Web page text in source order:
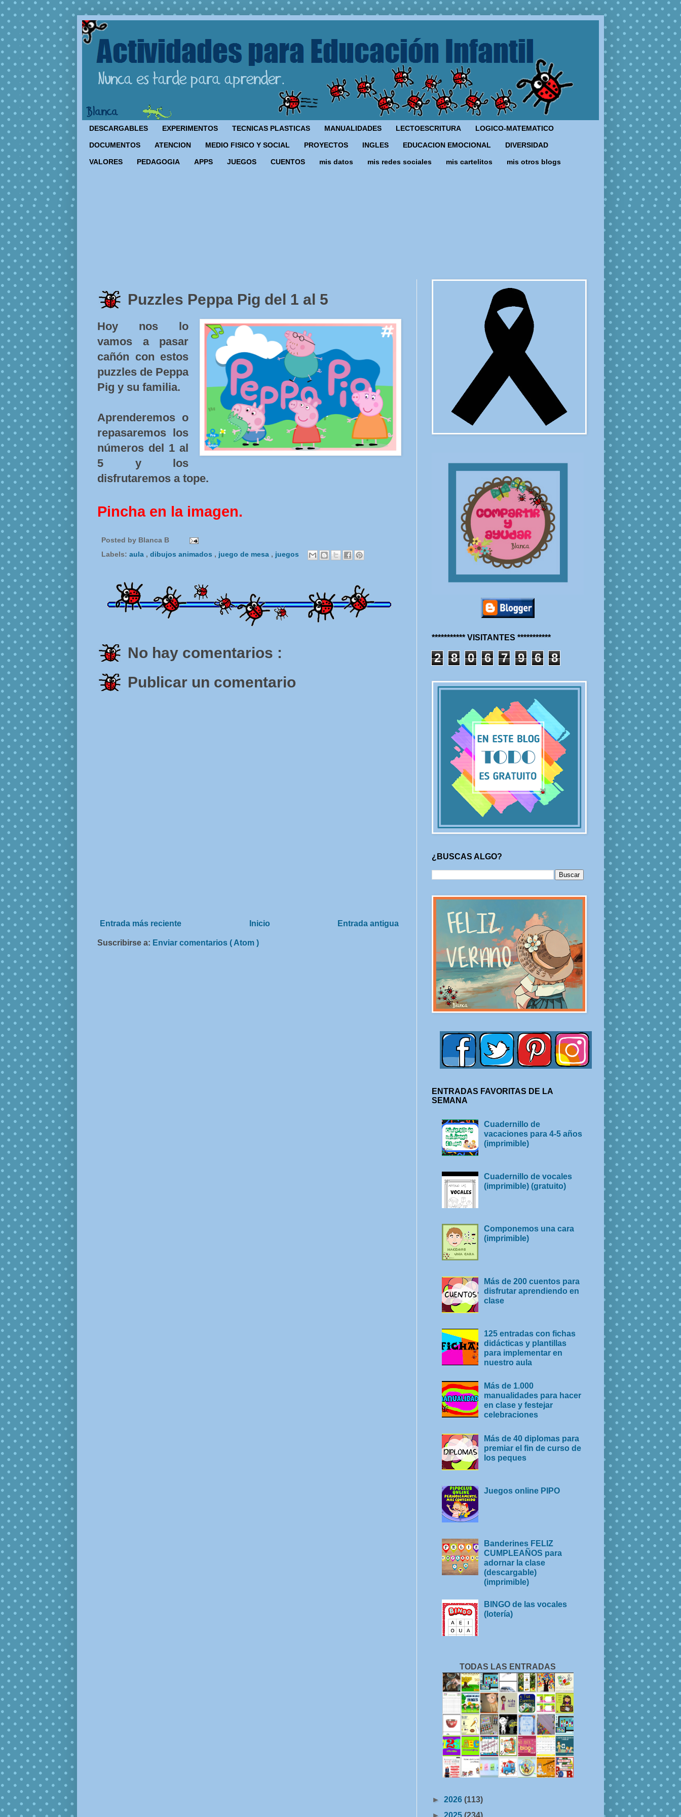
DESCARGABLES EXPERIMENTOS TECNICAS PLASTICAS MANUALIDADES LECTOESCRITURA LOGICO-MATEMATICO
DOCUMENTOS ATENCION MEDIO FISICO Y SOCIAL PROYECTOS INGLES EDUCACION EMOCIONAL DIVERSIDAD
VALORES PEDAGOGIA APPS JUEGOS CUENTOS mis datos mis redes sociales mis cartelitos mis otros blogs
Puzzles Peppa Pig del 1 al 5
Hoy nos lo
vamos a pasar
cañón con estos
puzzles de Peppa
Pig y su familia.
Aprenderemos o
repasaremos los
números del 1 al
5 y los
disfrutaremos a tope.
Pincha en la imagen.
Posted by Blanca B
Labels: aula , dibujos animados , juego de mesa , juegos
No hay comentarios :
Publicar un comentario
Entrada más reciente Entrada antigua
Inicio
Suscribirse a: Enviar comentarios ( Atom )
*********** VISITANTES ***********
2 8 0 6 7 9 6 8
¿BUSCAS ALGO?
ENTRADAS FAVORITAS DE LA
SEMANA
Cuadernillo de
vacaciones para 4-5 años
(imprimible)
Cuadernillo de vocales
(imprimible) (gratuito)
Componemos una cara
(imprimible)
Más de 200 cuentos para
disfrutar aprendiendo en
clase
125 entradas con fichas
didácticas y plantillas
para implementar en
nuestro aula
Más de 1.000
manualidades para hacer
en clase y festejar
celebraciones
Más de 40 diplomas para
premiar el fin de curso de
los peques
Juegos online PIPO
Banderines FELIZ
CUMPLEAÑOS para
adornar la clase
(descargable)
(imprimible)
BINGO de las vocales
(lotería)
TODAS LAS ENTRADAS
► 2026 (113)